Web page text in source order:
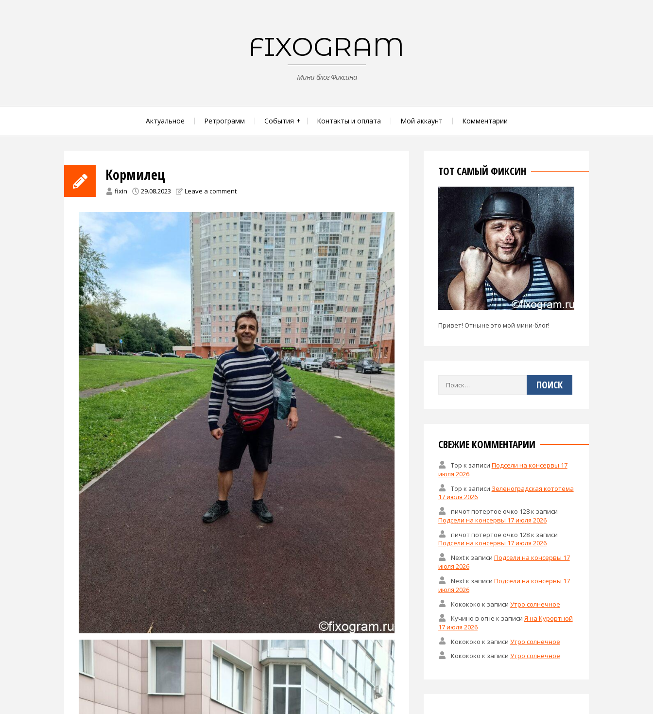
FIXOGRAM
Мини-блог Фиксина
Актуальное Ретрограмм События Контакты и оплата Мой аккаунт Комментарии
Кормилец
fixin 29.08.2023 Leave a comment
ТОТ САМЫЙ ФИКСИН
Привет! Отныне это мой мини-блог!
Найти:
СВЕЖИЕ КОММЕНТАРИИ
Тор к записи Подсели на консервы 17
июля 2026
Тор к записи Зеленоградская кототема
17 июля 2026
пичот потертое очко 128к записи
Подсели на консервы 17 июля 2026
пичот потертое очко 128к записи
Подсели на консервы 17 июля 2026
Nextк записи Подсели на консервы 17
июля 2026
Nextк записи Подсели на консервы 17
июля 2026
Кокококо к записи Утро солнечное
Кучино в огне к записи Я на Курортной
17 июля 2026
Кокококо к записи Утро солнечное
Кокококо к записи Утро солнечное